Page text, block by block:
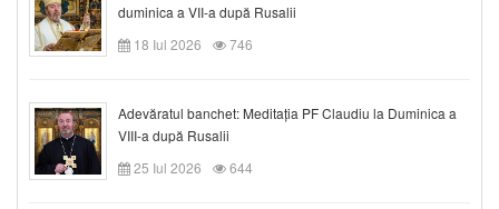
duminica a VII-a după Rusalii
18 Iul 2026
746
Adevăratul banchet: Meditația PF Claudiu la Duminica a
VIII-a după Rusalii
25 Iul 2026
644